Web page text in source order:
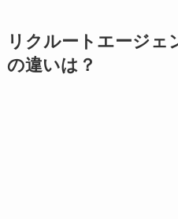
リクルートエージェ
の違いは？